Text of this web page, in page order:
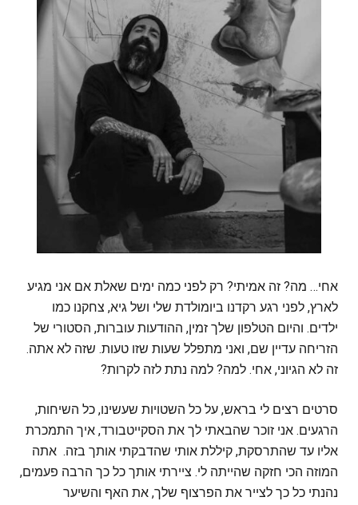
אחי… מה? זה אמיתי? רק לפני כמה ימים שאלת אם אני מגיע
לארץ, לפני רגע רקדנו ביומולדת שלי ושל גיא, צחקנו כמו
ילדים. והיום הטלפון שלך זמין, ההודעות עוברות, הסטורי של
הזריחה עדיין שם, ואני מתפלל שעות שזו טעות. שזה לא אתה.
זה לא הגיוני, אחי. למה? למה נתת לזה לקרות?
סרטים רצים לי בראש, על כל השטויות שעשינו, כל השיחות,
הרגעים. אני זוכר שהבאתי לך את הסקייטבורד, איך התמכרת
אליו עד שהתרסקת, קיללת אותי שהדבקתי אותך בזה. אתה
המוזה הכי חזקה שהייתה לי. ציירתי אותך כל כך הרבה פעמים,
נהנתי כל כך לצייר את הפרצוף שלך, את האף והשיער